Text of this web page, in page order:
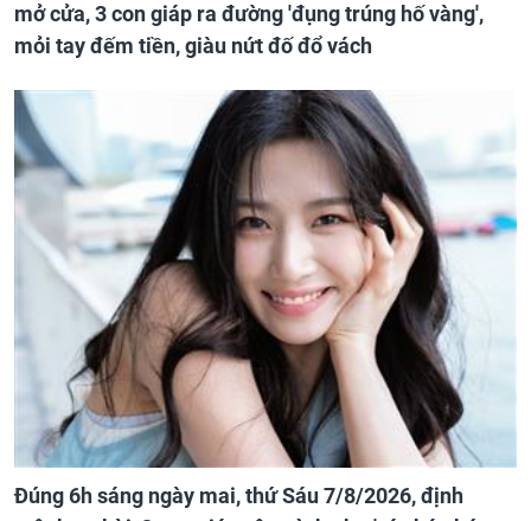
mở cửa, 3 con giáp ra đường 'đụng trúng hố vàng',
mỏi tay đếm tiền, giàu nứt đố đổ vách
Đúng 6h sáng ngày mai, thứ Sáu 7/8/2026, định